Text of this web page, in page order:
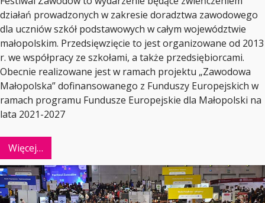
działań prowadzonych w zakresie doradztwa zawodowego
dla uczniów szkół podstawowych w całym województwie
małopolskim. Przedsięwzięcie to jest organizowane od 2013
r. we współpracy ze szkołami, a także przedsiębiorcami.
Obecnie realizowane jest w ramach projektu „Zawodowa
Małopolska” dofinansowanego z Funduszy Europejskich w
ramach programu Fundusze Europejskie dla Małopolski na
lata 2021-2027
Więcej…